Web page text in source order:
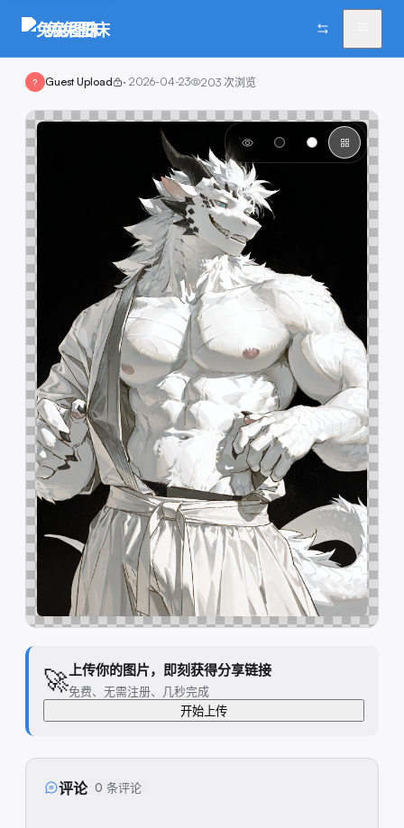
兔兔图床
? Guest Upload · 2026-04-23 203 次浏览
🚀上传你的图片，即刻获得分享链接
免费、无需注册、几秒完成
开始上传
评论 0 条评论